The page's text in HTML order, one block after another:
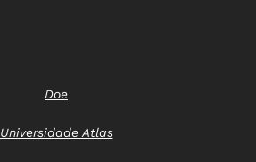
Doe
Universidade Atlas